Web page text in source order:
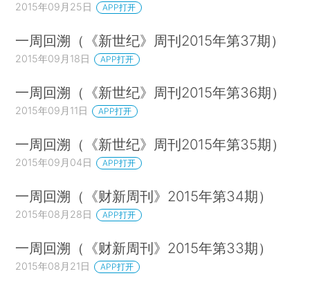
2015年09月25日 APP打开
一周回溯（《新世纪》周刊2015年第37期）
2015年09月18日 APP打开
一周回溯（《新世纪》周刊2015年第36期）
2015年09月11日 APP打开
一周回溯（《新世纪》周刊2015年第35期）
2015年09月04日 APP打开
一周回溯（《财新周刊》2015年第34期）
2015年08月28日 APP打开
一周回溯（《财新周刊》2015年第33期）
2015年08月21日 APP打开